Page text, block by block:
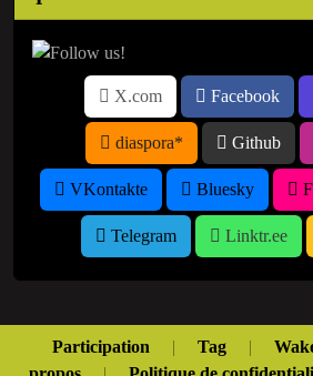
X.com Facebook
diaspora* Github
VKontakte Bluesky
Telegram Linktr.ee
Participation | Tag |